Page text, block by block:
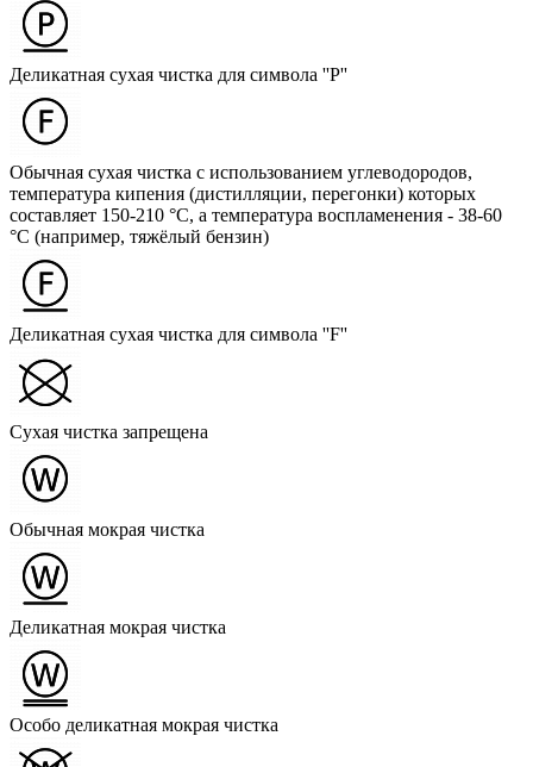
Деликатная сухая чистка для символа ''P''
Обычная сухая чистка с использованием углеводородов,
температура кипения (дистилляции, перегонки) которых
составляет 150-210 °C, а температура воспламенения - 38-60
°C (например, тяжёлый бензин)
Деликатная сухая чистка для символа ''F''
Сухая чистка запрещена
Обычная мокрая чистка
Деликатная мокрая чистка
Особо деликатная мокрая чистка